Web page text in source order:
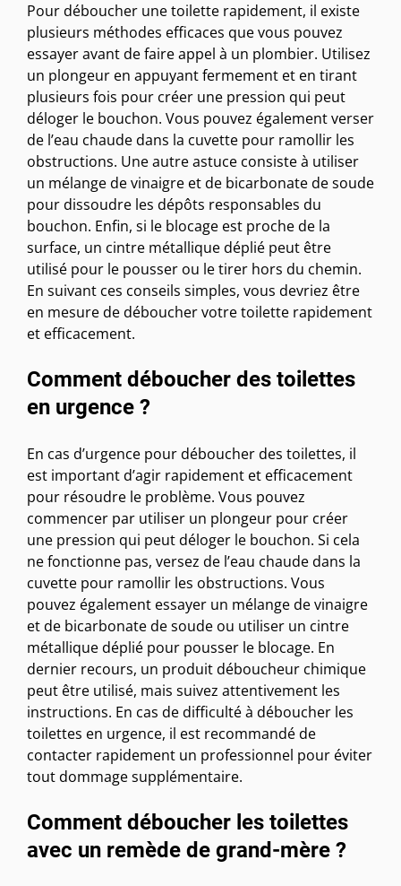
Pour déboucher une toilette rapidement, il existe
plusieurs méthodes efficaces que vous pouvez
essayer avant de faire appel à un plombier. Utilisez
un plongeur en appuyant fermement et en tirant
plusieurs fois pour créer une pression qui peut
déloger le bouchon. Vous pouvez également verser
de l’eau chaude dans la cuvette pour ramollir les
obstructions. Une autre astuce consiste à utiliser
un mélange de vinaigre et de bicarbonate de soude
pour dissoudre les dépôts responsables du
bouchon. Enfin, si le blocage est proche de la
surface, un cintre métallique déplié peut être
utilisé pour le pousser ou le tirer hors du chemin.
En suivant ces conseils simples, vous devriez être
en mesure de déboucher votre toilette rapidement
et efficacement.
Comment déboucher des toilettes
en urgence ?
En cas d’urgence pour déboucher des toilettes, il
est important d’agir rapidement et efficacement
pour résoudre le problème. Vous pouvez
commencer par utiliser un plongeur pour créer
une pression qui peut déloger le bouchon. Si cela
ne fonctionne pas, versez de l’eau chaude dans la
cuvette pour ramollir les obstructions. Vous
pouvez également essayer un mélange de vinaigre
et de bicarbonate de soude ou utiliser un cintre
métallique déplié pour pousser le blocage. En
dernier recours, un produit déboucheur chimique
peut être utilisé, mais suivez attentivement les
instructions. En cas de difficulté à déboucher les
toilettes en urgence, il est recommandé de
contacter rapidement un professionnel pour éviter
tout dommage supplémentaire.
Comment déboucher les toilettes
avec un remède de grand-mère ?